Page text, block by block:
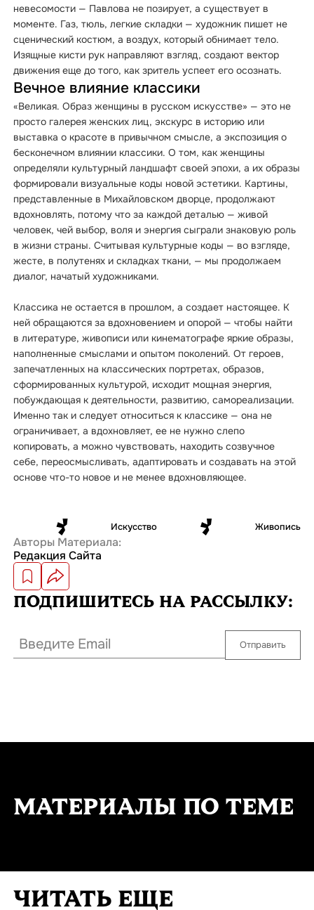
невесомости — Павлова не позирует, а существует в
моменте. Газ, тюль, легкие складки — художник пишет не
сценический костюм, а воздух, который обнимает тело.
Изящные кисти рук направляют взгляд, создают вектор
движения еще до того, как зритель успеет его осознать.
Вечное влияние классики
«Великая. Образ женщины в русском искусстве» — это не
просто галерея женских лиц, экскурс в историю или
выставка о красоте в привычном смысле, а экспозиция о
бесконечном влиянии классики. О том, как женщины
определяли культурный ландшафт своей эпохи, а их образы
формировали визуальные коды новой эстетики. Картины,
представленные в Михайловском дворце, продолжают
вдохновлять, потому что за каждой деталью — живой
человек, чей выбор, воля и энергия сыграли знаковую роль
в жизни страны. Считывая культурные коды — во взгляде,
жесте, в полутенях и складках ткани, — мы продолжаем
диалог, начатый художниками.
Классика не остается в прошлом, а создает настоящее. К
ней обращаются за вдохновением и опорой — чтобы найти
в литературе, живописи или кинематографе яркие образы,
наполненные смыслами и опытом поколений. От героев,
запечатленных на классических портретах, образов,
сформированных культурой, исходит мощная энергия,
побуждающая к деятельности, развитию, самореализации.
Именно так и следует относиться к классике — она не
ограничивает, а вдохновляет, ее не нужно слепо
копировать, а можно чувствовать, находить созвучное
себе, переосмысливать, адаптировать и создавать на этой
основе что-то новое и не менее вдохновляющее.
Искусство Живопись
Авторы Материала:
Редакция Сайта
ПОДПИШИТЕСЬ НА РАССЫЛКУ:
Отправить
МАТЕРИАЛЫ ПО ТЕМЕ
ЧИТАТЬ ЕЩЕ